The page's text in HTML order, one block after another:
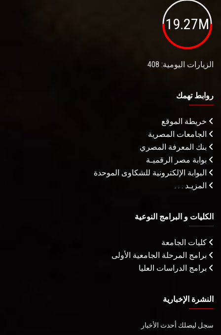
19.27M
الزيارات اليومية: 408
روابط تهمك
خريطة الموقع
الجامعات المصرية
بنك المعرفة المصري
بوابة مصر الرقميـة
البوابة الإلكترونية للشكاوى الموحدة
المزيـد . . .
الكليات و البرامج النوعية
كليات الجامعة
برامج المرحلة الجامعية الأولى
برامج الدراسات العليا
النشرة الإخبارية
سجل ليصلك أحدث الأخبار